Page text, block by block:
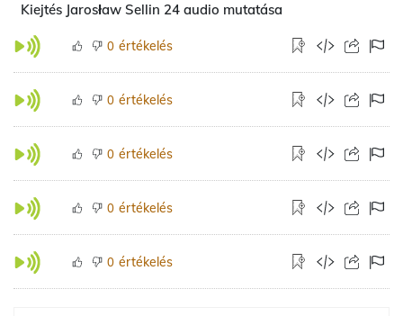
Kiejtés Jarosław Sellin 24 audio mutatása
0 értékelés
0 értékelés
0 értékelés
0 értékelés
0 értékelés